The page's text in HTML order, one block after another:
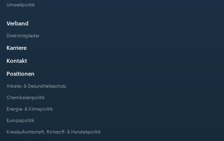
Umweltpolitik
Verband
Direktmitglieder
Karriere
Kontakt
Positionen
Arbeits- & Gesundheitsschutz
Chemikalienpolitik
Energie- & Klimapolitik
Europapolitik
Kreislaufwirtschaft, Rohstoff- & Handelspolitik